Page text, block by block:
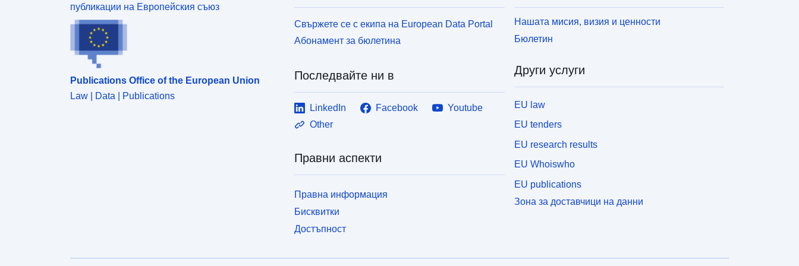
публикации на Европейския съюз
Publications Office of the European Union
Law | Data | Publications
Свържете се с екипа на European Data Portal
Абонамент за бюлетина
Последвайте ни в
LinkedIn Facebook
Youtube
Other
Правни аспекти
Правна информация
Бисквитки
Достъпност
Нашата мисия, визия и ценности
Бюлетин
Други услуги
EU law
EU tenders
EU research results
EU Whoiswho
EU publications
Зона за доставчици на данни